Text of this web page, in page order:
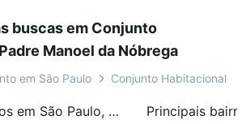
buscas em Conjunto
Manoel da Nóbrega
em São Paulo Conjunto Habitacional
Principais bairros em São Paulo, SP